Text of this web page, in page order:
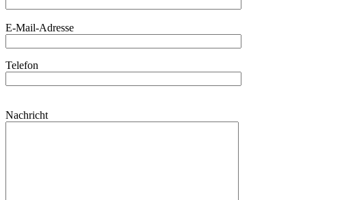
E-Mail-Adresse
Telefon
Nachricht